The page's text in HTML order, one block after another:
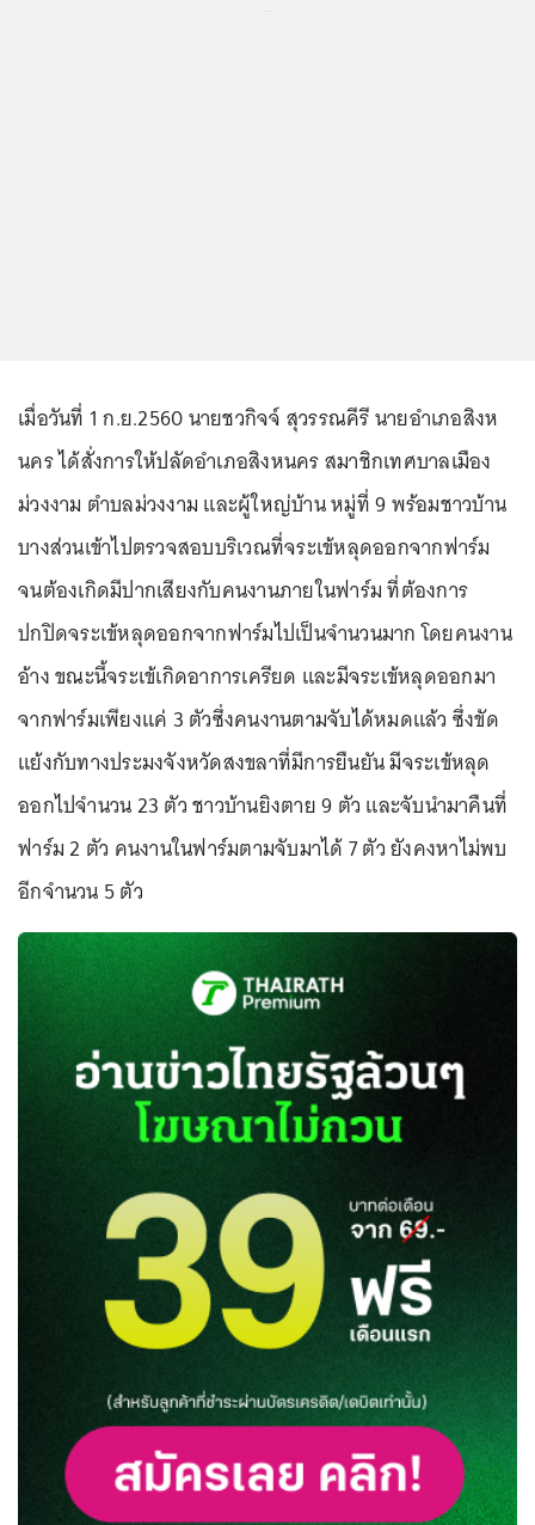
เมื่อวันที่ 1 ก.ย.2560 นายชวกิจจ์ สุวรรณคีรี นายอำเภอสิงห
นคร ได้สั่งการให้ปลัดอำเภอสิงหนคร สมาชิกเทศบาลเมือง
ม่วงงาม ตำบลม่วงงาม และผู้ใหญ่บ้าน หมู่ที่ 9 พร้อมชาวบ้าน
บางส่วนเข้าไปตรวจสอบบริเวณที่จระเข้หลุดออกจากฟาร์ม
จนต้องเกิดมีปากเสียงกับคนงานภายในฟาร์ม ที่ต้องการ
ปกปิดจระเข้หลุดออกจากฟาร์มไปเป็นจำนวนมาก โดยคนงาน
อ้าง ขณะนี้จระเข้เกิดอาการเครียด และมีจระเข้หลุดออกมา
จากฟาร์มเพียงแค่ 3 ตัวซึ่งคนงานตามจับได้หมดแล้ว ซึ่งขัด
แย้งกับทางประมงจังหวัดสงขลาที่มีการยืนยัน มีจระเข้หลุด
ออกไปจำนวน 23 ตัว ชาวบ้านยิงตาย 9 ตัว และจับนำมาคืนที่
ฟาร์ม 2 ตัว คนงานในฟาร์มตามจับมาได้ 7 ตัว ยังคงหาไม่พบ
อีกจำนวน 5 ตัว